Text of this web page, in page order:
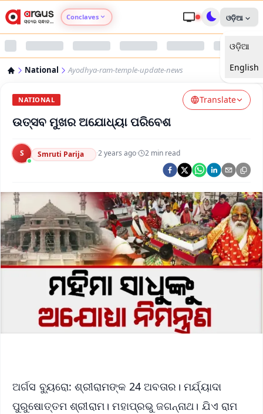
Conclaves
Argus Nari Shakti
Argus Swaad Odisha
Argus Chalo Dekhein Apna Desh
ଓଡ଼ିଆ
ଓଡ଼ିଆ
English
National Ayodhya-ram-temple-update-news
NATIONAL Translate
ଉତ୍ସବ ମୁଖର ଅଯୋଧ୍ୟା ପରିବେଶ
S Smruti Parija ·2 years ago· 2 min read
ଅର୍ଗସ ବ୍ୟୁରୋ: ଶ୍ରୀରାମଙ୍କ 24 ଅବତାର। ମର୍ଯ୍ୟାଦା
ପୁରୁଷୋତ୍ତମ ଶ୍ରୀରାମ। ମହାପ୍ରଭୁ ଜଗନ୍ନାଥ। ଯିଏ ରାମ